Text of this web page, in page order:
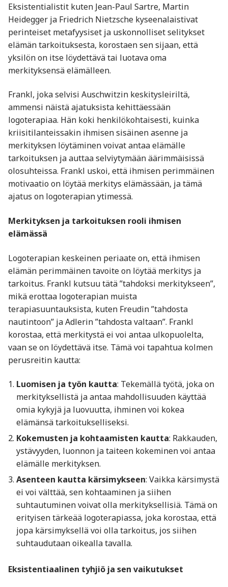
Eksistentialistit kuten Jean-Paul Sartre, Martin
Heidegger ja Friedrich Nietzsche kyseenalaistivat
perinteiset metafyysiset ja uskonnolliset selitykset
elämän tarkoituksesta, korostaen sen sijaan, että
yksilön on itse löydettävä tai luotava oma
merkityksensä elämälleen.
Frankl, joka selvisi Auschwitzin keskitysleiriltä,
ammensi näistä ajatuksista kehittäessään
logoterapiaa. Hän koki henkilökohtaisesti, kuinka
kriisitilanteissakin ihmisen sisäinen asenne ja
merkityksen löytäminen voivat antaa elämälle
tarkoituksen ja auttaa selviytymään äärimmäisissä
olosuhteissa. Frankl uskoi, että ihmisen perimmäinen
motivaatio on löytää merkitys elämässään, ja tämä
ajatus on logoterapian ytimessä.
Merkityksen ja tarkoituksen rooli ihmisen
elämässä
Logoterapian keskeinen periaate on, että ihmisen
elämän perimmäinen tavoite on löytää merkitys ja
tarkoitus. Frankl kutsuu tätä ”tahdoksi merkitykseen”,
mikä erottaa logoterapian muista
terapiasuuntauksista, kuten Freudin ”tahdosta
nautintoon” ja Adlerin ”tahdosta valtaan”. Frankl
korostaa, että merkitystä ei voi antaa ulkopuolelta,
vaan se on löydettävä itse. Tämä voi tapahtua kolmen
perusreitin kautta:
Luomisen ja työn kautta: Tekemällä työtä, joka on
merkityksellistä ja antaa mahdollisuuden käyttää
omia kykyjä ja luovuutta, ihminen voi kokea
elämänsä tarkoitukselliseksi.
Kokemusten ja kohtaamisten kautta: Rakkauden,
ystävyyden, luonnon ja taiteen kokeminen voi antaa
elämälle merkityksen.
Asenteen kautta kärsimykseen: Vaikka kärsimystä
ei voi välttää, sen kohtaaminen ja siihen
suhtautuminen voivat olla merkityksellisiä. Tämä on
erityisen tärkeää logoterapiassa, joka korostaa, että
jopa kärsimyksellä voi olla tarkoitus, jos siihen
suhtaudutaan oikealla tavalla.
Eksistentiaalinen tyhjiö ja sen vaikutukset